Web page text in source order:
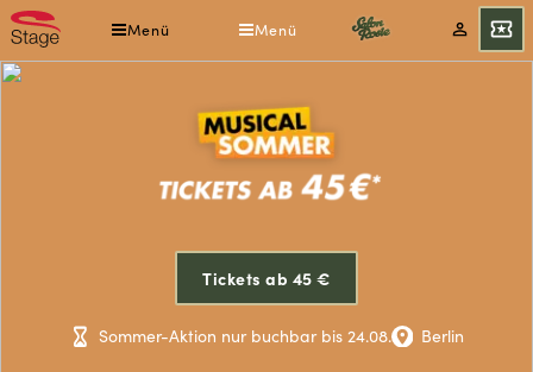
Direkt
zum
Inhalt
Menü Menü
Mein
Konto
Tickets
Salon
Rosie
-
Das
Tickets ab 45 €
Sommer-Aktion nur buchbar bis 24.08. Berlin